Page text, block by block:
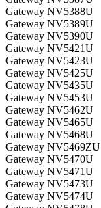
Gateway NV5388U
Gateway NV5389U
Gateway NV5390U
Gateway NV5421U
Gateway NV5423U
Gateway NV5425U
Gateway NV5435U
Gateway NV5453U
Gateway NV5462U
Gateway NV5465U
Gateway NV5468U
Gateway NV5469ZU
Gateway NV5470U
Gateway NV5471U
Gateway NV5473U
Gateway NV5474U